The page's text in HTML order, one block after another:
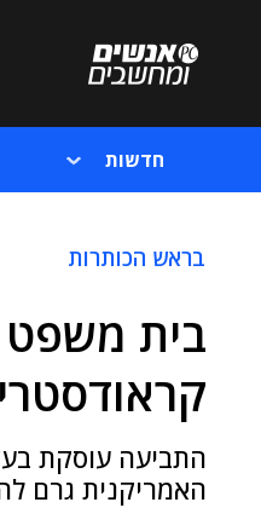
חדשות
בראש הכותרות
בית
התביעה עוסקת
האמריקנית גרם לה לבטל 7,000 טיסות - מה שהסב לחברה נזקים של